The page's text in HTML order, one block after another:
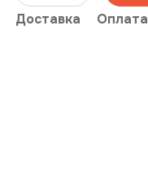
Доставка Оплата